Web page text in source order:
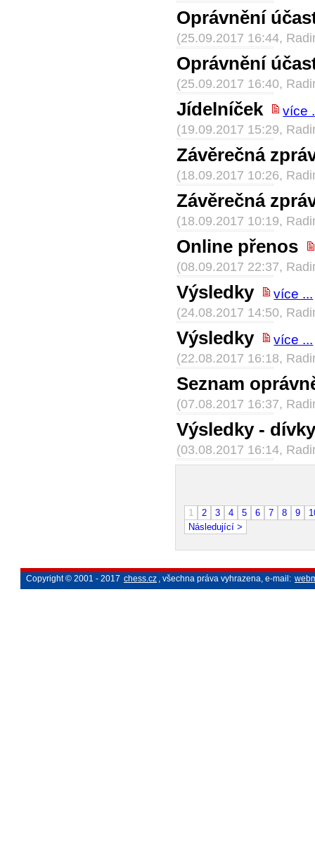
Oprávnění
(25.09.2017 16:44,
Oprávnění
(25.09.2017 16:40,
Jídelníček více
(19.09.2017 15:29,
Závěrečná
(18.09.2017 10:26,
Závěrečná
(18.09.2017 10:19,
Online přenos
(08.09.2017 22:37,
Výsledky více ...
(24.08.2017 14:50,
Výsledky více ...
(22.08.2017 16:18,
Seznam
(07.08.2017 16:37,
Výsledky -
(03.08.2017 16:14,
1 2 3 4 5 6 7 8 9
Následující >
Copyright © 2001 - 2017 chess.cz , všechna práva vyhrazena, e-mail: